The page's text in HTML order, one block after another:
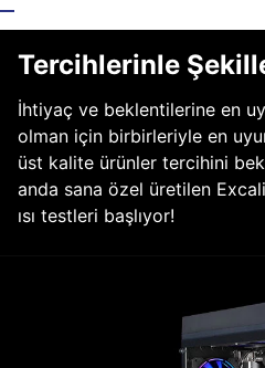
Tercihlerinle
İhtiyaç ve beklentilerine en
olman için birbirleriyle en
üst kalite ürünler tercihini
anda sana özel üretilen
ısı testleri başlıyor!